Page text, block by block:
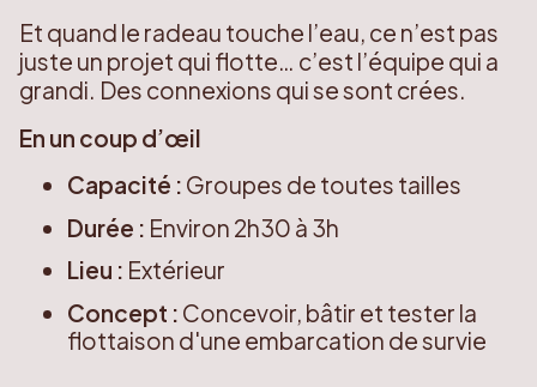
Et quand le radeau touche l’eau, ce n’est pas
juste un projet qui flotte… c’est l’équipe qui a
grandi. Des connexions qui se sont crées.
En un coup d’œil
Capacité : Groupes de toutes tailles
Durée : Environ 2h30 à 3h
Lieu : Extérieur
Concept : Concevoir, bâtir et tester la
flottaison d'une embarcation de survie